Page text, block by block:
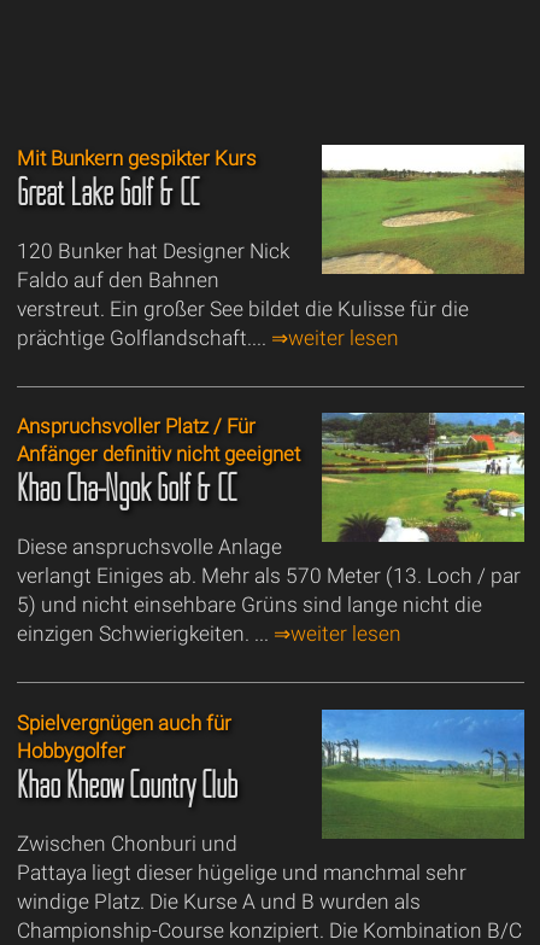
Mit Bunkern gespikter Kurs
Great Lake Golf & CC
120 Bunker hat Designer Nick
Faldo auf den Bahnen
verstreut. Ein großer See bildet die Kulisse für die
prächtige Golflandschaft.... ⇒weiter lesen
Anspruchsvoller Platz / Für
Anfänger definitiv nicht geeignet
Khao Cha-Ngok Golf & CC
Diese anspruchsvolle Anlage
verlangt Einiges ab. Mehr als 570 Meter (13. Loch / par
5) und nicht einsehbare Grüns sind lange nicht die
einzigen Schwierigkeiten. ... ⇒weiter lesen
Spielvergnügen auch für
Hobbygolfer
Khao Kheow Country Club
Zwischen Chonburi und
Pattaya liegt dieser hügelige und manchmal sehr
windige Platz. Die Kurse A und B wurden als
Championship-Course konzipiert. Die Kombination B/C